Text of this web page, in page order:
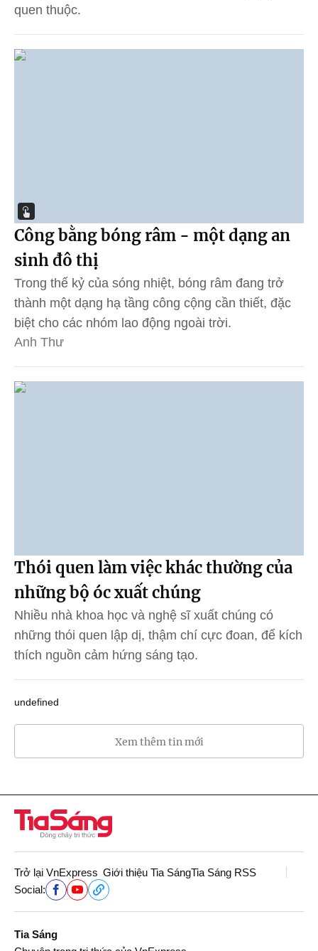
quen thuộc.
Công bằng bóng râm - một dạng an
sinh đô thị
Trong thế kỷ của sóng nhiệt, bóng râm đang trở
thành một dạng hạ tầng công cộng cần thiết, đặc
biệt cho các nhóm lao động ngoài trời.
Anh Thư
Thói quen làm việc khác thường của
những bộ óc xuất chúng
Nhiều nhà khoa học và nghệ sĩ xuất chúng có
những thói quen lập dị, thậm chí cực đoan, để kích
thích nguồn cảm hứng sáng tạo.
undefined
Xem thêm tin mới
Trở lại VnExpress Giới thiệu Tia SángTia Sáng RSS
Social:
Tia Sáng